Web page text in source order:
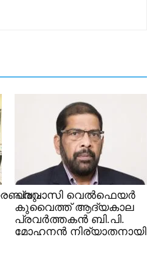
പ്രവാസി വെൽഫെയർ
കുവൈത്ത് ആദ്യകാല
പ്രവർത്തകൻ ബി.പി.
മോഹനൻ നിര്യാതനായി